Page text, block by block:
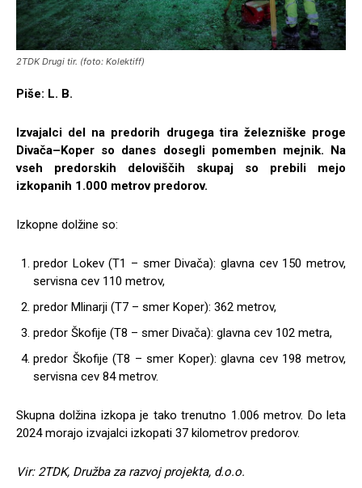
2TDK Drugi tir. (foto: Kolektiff)
Piše: L. B.
Izvajalci del na predorih drugega tira železniške proge
Divača–Koper so danes dosegli pomemben mejnik. Na
vseh predorskih deloviščih skupaj so prebili mejo
izkopanih 1.000 metrov predorov.
Izkopne dolžine so:
predor Lokev (T1 – smer Divača): glavna cev 150 metrov,
servisna cev 110 metrov,
predor Mlinarji (T7 – smer Koper): 362 metrov,
predor Škofije (T8 – smer Divača): glavna cev 102 metra,
predor Škofije (T8 – smer Koper): glavna cev 198 metrov,
servisna cev 84 metrov.
Skupna dolžina izkopa je tako trenutno 1.006 metrov. Do leta
2024 morajo izvajalci izkopati 37 kilometrov predorov.
Vir: 2TDK, Družba za razvoj projekta, d.o.o.